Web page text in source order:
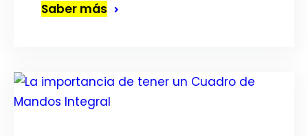
Saber más